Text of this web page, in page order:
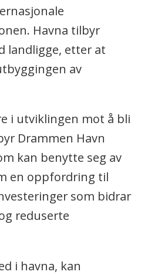
Havna tilbyr
landligge, etter at
av
i utviklingen mot å bli
Drammen Havn
kan benytte seg av
en oppfordring til
som bidrar
reduserte
i havna, kan